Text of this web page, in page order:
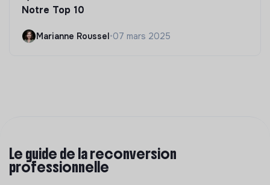
Notre Top 10
Marianne Roussel•07 mars 2025
Le guide de la reconversion
professionnelle